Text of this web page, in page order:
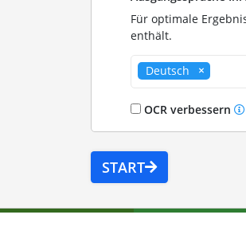
Für optimale
enthält.
Deutsch
OCR verbessern
START